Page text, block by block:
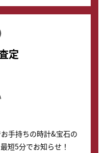
定
手持ちの時計&宝石の
短5分でお知らせ！